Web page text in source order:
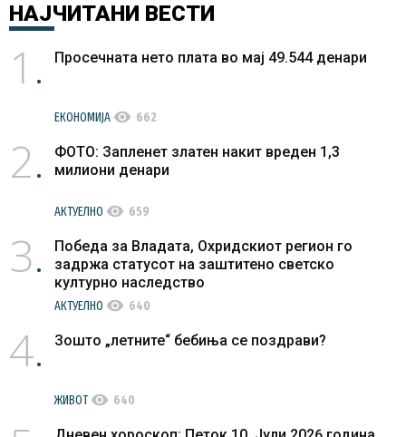
НАЈЧИТАНИ ВЕСТИ
1 Просечната нето плата во мај 49.544 денари
ЕКОНОМИЈА visibility 662
2
ФОТО: Запленет златен накит вреден 1,3
милиони денари
АКТУЕЛНО visibility 659
3
Победа за Владата, Охридскиот регион го
задржа статусот на заштитено светско
културно наследство
АКТУЕЛНО visibility 640
4 Зошто „летните“ бебиња се поздрави?
ЖИВОТvisibility 640